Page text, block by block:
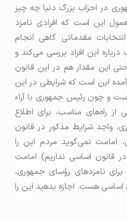
در احزاب بزرگ دنیا چه چیز
این است که افرادی نامزد
مقدماتی گاهی انجام
این افراد بررسی می‌کند و
این مقدار هم در این قانون
این است که شرایطی در این
و چون رئیس جمهوری با آراء
راه‌های مناسب، برای اطلاع
واجد شرایط مذکور در قانون
نمی‌گوید مردم این را
قانون اساسی نداریم) امامت
نامزدهای رؤسای جمهوری،
هست. اجازه بدهید این را